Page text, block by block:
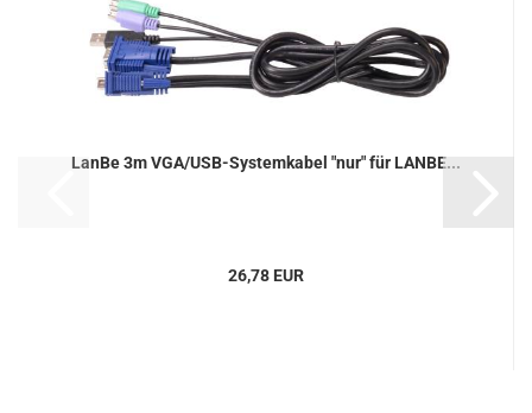
LanBe 3m VGA/USB-Systemkabel "nur" für LANBE...
26,78 EUR